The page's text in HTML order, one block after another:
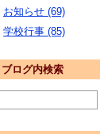
お知らせ (69)
学校行事 (85)
ブログ内検索